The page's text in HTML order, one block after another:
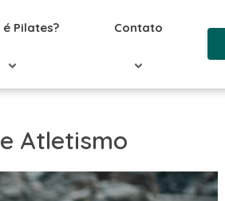
é Pilates? Contato
Atletismo